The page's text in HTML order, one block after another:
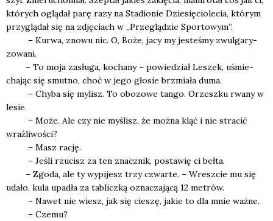
któ­rych oglą­dał parę razy na Sta­dio­nie Dzie­się­cio­le­cia, któ­rym
przy­glą­dał się na zdję­ciach w „Prze­glą­dzie Spor­to­wym”.
– Kur­wa, zno­wu nic. O, Boże, jacy my jeste­śmy zwul­ga­ry­
zo­wa­ni.
– To moja zasłu­ga, kocha­ny – powie­dział Leszek, uśmie­
cha­jąc się smut­no, choć w jego gło­sie brzmia­ła duma.
– Chy­ba się mylisz. To obo­zo­we tan­go. Orzesz­ku rwa­ny w
lesie.
– Może. Ale czy nie myślisz, że moż­na kląć i nie stra­cić
wraż­li­wo­ści?
– Masz rację.
– Jeśli rzu­cisz za ten znacz­nik, posta­wię ci beł­ta.
– Zgo­da, ale ty wypi­jesz trzy czwar­te. – Wresz­cie mu się
uda­ło, kula upa­dła za tablicz­ką ozna­cza­ją­cą 12 metrów.
– Nawet nie wiesz, jak się cie­szę, jakie to dla mnie waż­ne.
– Cze­mu?